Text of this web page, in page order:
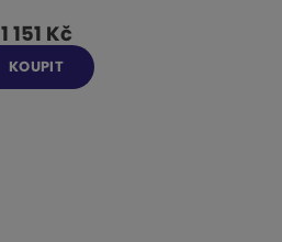
1 151 Kč
KOUPIT